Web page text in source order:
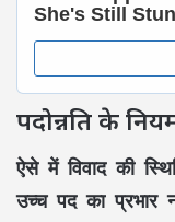
पदोन्नति के
ऐसे में विवाद की
उच्च पद का प्रभार